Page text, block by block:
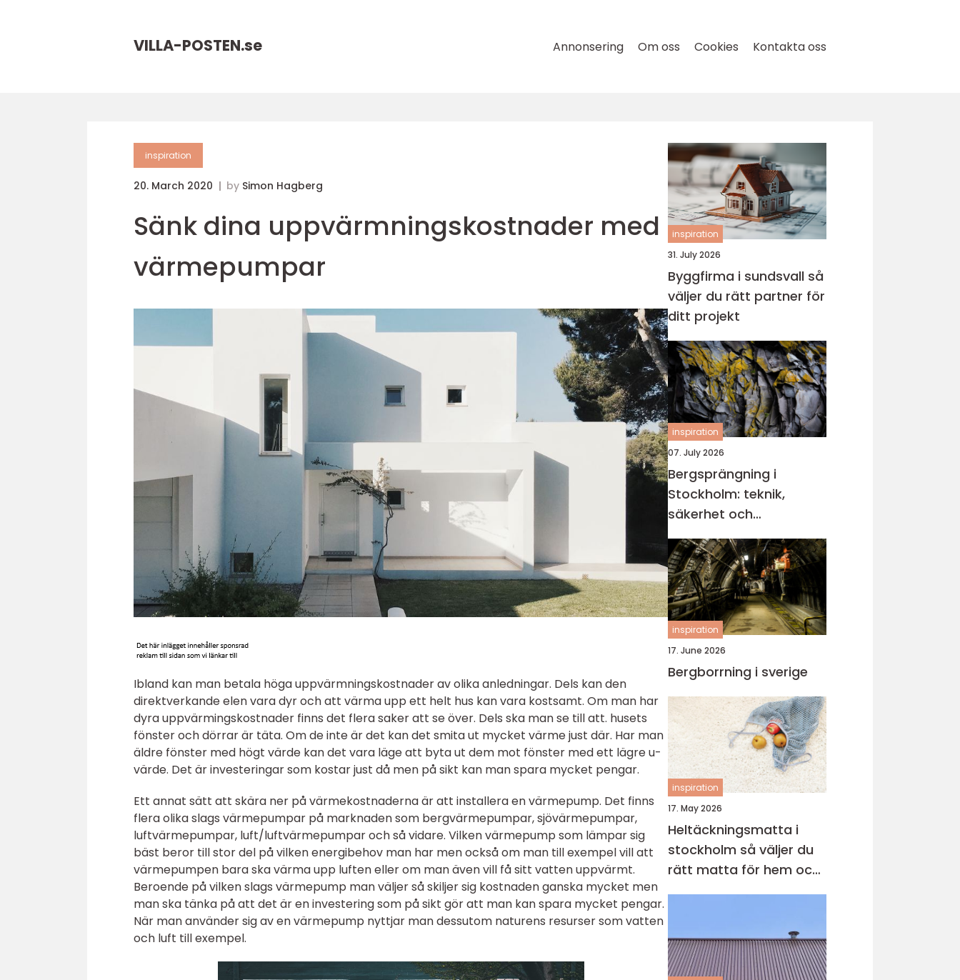
VILLA-POSTEN.se Annonsering Om oss Cookies Kontakta oss
inspiration
20. March 2020 by Simon Hagberg
Sänk dina uppvärmningskostnader med
värmepumpar
Ibland kan man betala höga uppvärmningskostnader av olika anledningar. Dels kan den
direktverkande elen vara dyr och att värma upp ett helt hus kan vara kostsamt. Om man har
dyra uppvärmingskostnader finns det flera saker att se över. Dels ska man se till att. husets
fönster och dörrar är täta. Om de inte är det kan det smita ut mycket värme just där. Har man
äldre fönster med högt värde kan det vara läge att byta ut dem mot fönster med ett lägre u-
värde. Det är investeringar som kostar just då men på sikt kan man spara mycket pengar.
Ett annat sätt att skära ner på värmekostnaderna är att installera en värmepump. Det finns
flera olika slags värmepumpar på marknaden som bergvärmepumpar, sjövärmepumpar,
luftvärmepumpar, luft/luftvärmepumpar och så vidare. Vilken värmepump som lämpar sig
bäst beror till stor del på vilken energibehov man har men också om man till exempel vill att
värmepumpen bara ska värma upp luften eller om man även vill få sitt vatten uppvärmt.
Beroende på vilken slags värmepump man väljer så skiljer sig kostnaden ganska mycket men
man ska tänka på att det är en investering som på sikt gör att man kan spara mycket pengar.
När man använder sig av en värmepump nyttjar man dessutom naturens resurser som vatten
och luft till exempel.
inspiration
31. July 2026
Byggfirma i sundsvall så
väljer du rätt partner för
ditt projekt
inspiration
07. July 2026
Bergsprängning i
Stockholm: teknik,
säkerhet och
miljöhänsyn
inspiration
17. June 2026
Bergborrning i sverige
inspiration
17. May 2026
Heltäckningsmatta i
stockholm så väljer du
rätt matta för hem och
kontor